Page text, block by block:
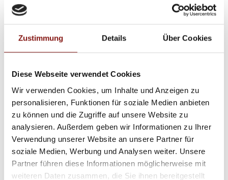
Zustimmung Details Über Cookies
Diese Webseite verwendet Cookies
Wir verwenden Cookies, um Inhalte und Anzeigen zu
personalisieren, Funktionen für soziale Medien anbieten
zu können und die Zugriffe auf unsere Website zu
analysieren. Außerdem geben wir Informationen zu Ihrer
Verwendung unserer Website an unsere Partner für
soziale Medien, Werbung und Analysen weiter. Unsere
Partner führen diese Informationen möglicherweise mit
weiteren Daten zusammen, die Sie ihnen bereitgestellt
Dieses liebevoll gestaltete Einfamilienhaus überzeugt
durch seine durchdachte Raumaufteilung, gemütliche
Paare, kleine Familien oder Naturliebhaber, die ein ruhiges
Zuhause mit viel Privatsphäre suchen.
zur Vereinbarung eines Besichtigungstermins zur
Verfügung.
Wir freuen uns auf Ihre Anfrage!
Der Energieausweis ist bereits in Bearbeitung und wird
nachgereicht!